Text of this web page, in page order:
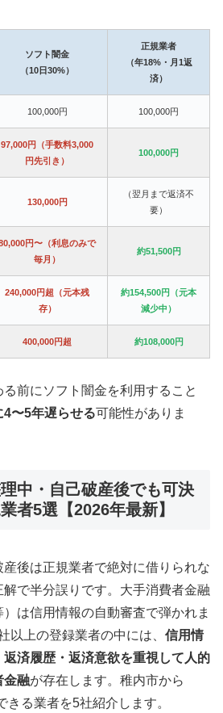
ソフト闇金
（10日30%）
正規業者
（年18%・月1返
済）
100,000円 100,000円
97,000円（手数料3,000
円先引き）
100,000円
130,000円
（翌月まで返済不
要）
円〜（利息のみで
毎月）
約51,500円
240,000円超（元本残
存）
約154,500円（元本
減少中）
400,000円超 約108,000円
前にソフト闇金を利用すること
4〜5年遅らせる可能性がありま
中・自己破産後でも可決
者5選【2026年最新】
産後は正規業者で絶対に借りられな
で半分誤りです。大手消費者金融
）は信用情報の自動審査で弾かれま
以上の登録業者の中には、 信用情
済履歴・返済意欲を重視して人的
金融が存在します。稚内市から
る業者を5社紹介します。